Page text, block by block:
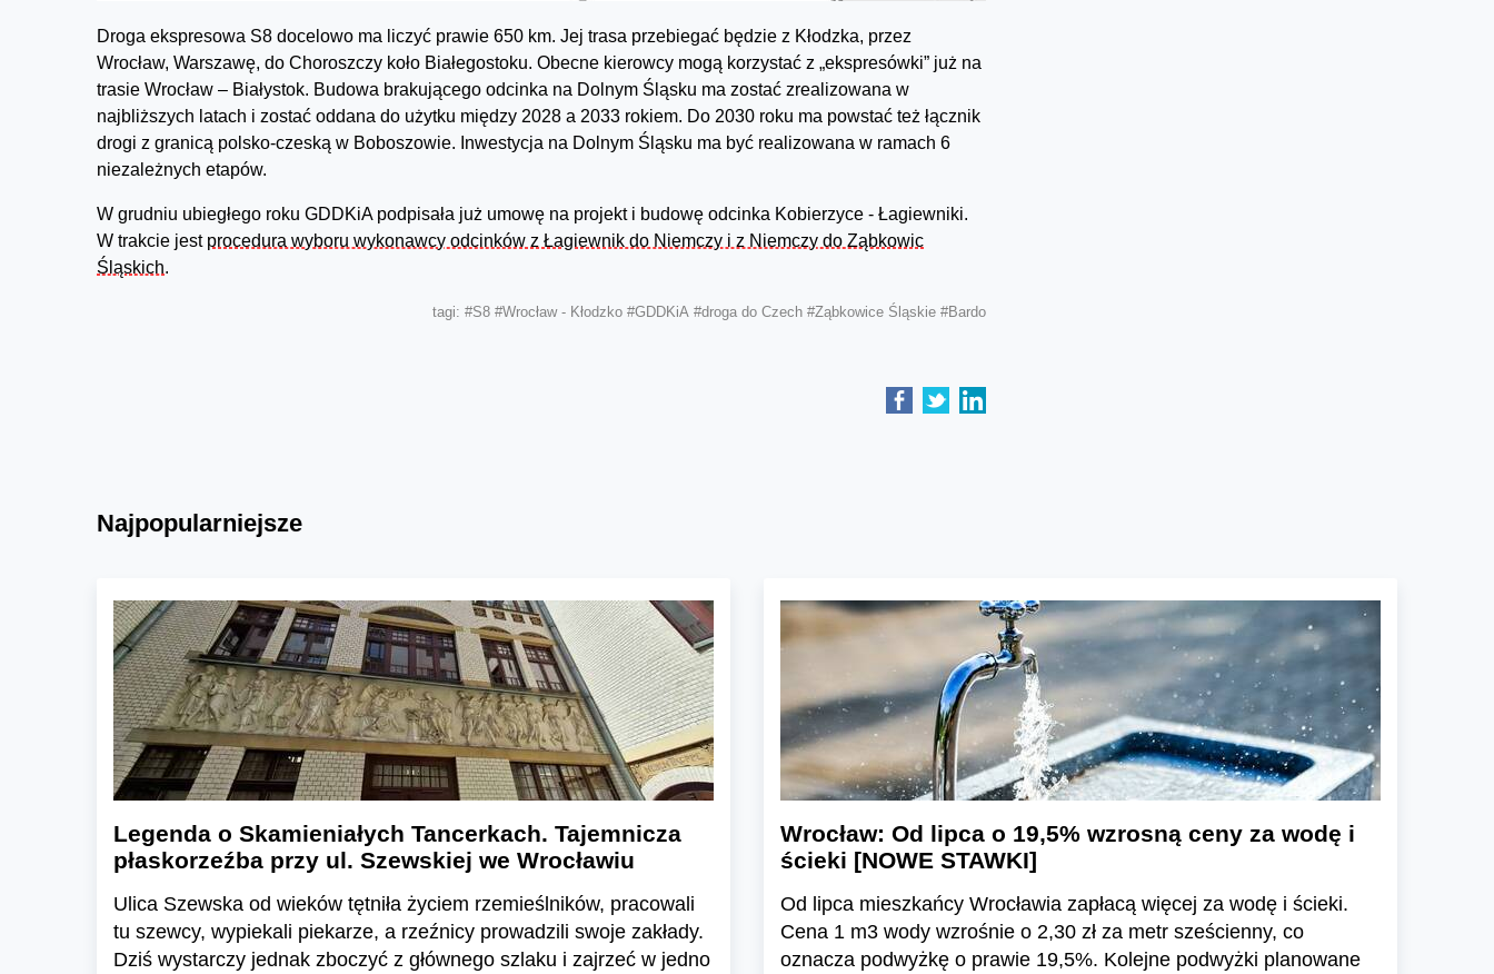
Droga ekspresowa S8 docelowo ma liczyć prawie 650 km. Jej trasa przebiegać będzie z Kłodzka, przez
Wrocław, Warszawę, do Choroszczy koło Białegostoku. Obecne kierowcy mogą korzystać z „ekspresówki” już na
trasie Wrocław – Białystok. Budowa brakującego odcinka na Dolnym Śląsku ma zostać zrealizowana w
najbliższych latach i zostać oddana do użytku między 2028 a 2033 rokiem. Do 2030 roku ma powstać też łącznik
drogi z granicą polsko-czeską w Boboszowie. Inwestycja na Dolnym Śląsku ma być realizowana w ramach 6
niezależnych etapów.
W grudniu ubiegłego roku GDDKiA podpisała już umowę na projekt i budowę odcinka Kobierzyce - Łagiewniki.
W trakcie jest procedura wyboru wykonawcy odcinków z Łagiewnik do Niemczy i z Niemczy do Ząbkowic
Śląskich.
tagi: #S8 #Wrocław - Kłodzko #GDDKiA #droga do Czech #Ząbkowice Śląskie #Bardo
Najpopularniejsze
Legenda o Skamieniałych Tancerkach. Tajemnicza
płaskorzeźba przy ul. Szewskiej we Wrocławiu
Ulica Szewska od wieków tętniła życiem rzemieślników, pracowali
tu szewcy, wypiekali piekarze, a rzeźnicy prowadzili swoje zakłady.
Dziś wystarczy jednak zboczyć z głównego szlaku i zajrzeć w jedno
Wrocław: Od lipca o 19,5% wzrosną ceny za wodę i
ścieki [NOWE STAWKI]
Od lipca mieszkańcy Wrocławia zapłacą więcej za wodę i ścieki.
Cena 1 m3 wody wzrośnie o 2,30 zł za metr sześcienny, co
oznacza podwyżkę o prawie 19,5%. Kolejne podwyżki planowane